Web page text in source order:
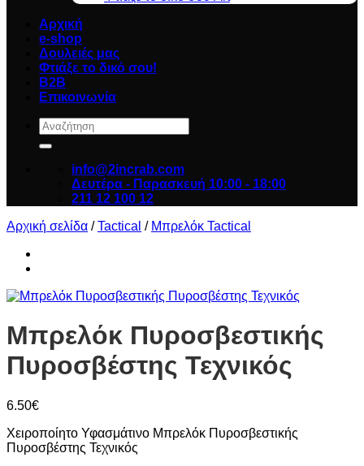
Αρχική
e-shop
Δουλειές μας
Φτιάξε το δικό σου!
B2B
Επικοινωνία
Αναζήτηση
για:
info@2incrab.com
Δευτέρα - Παρασκευή 10:00 - 18:00
211 12 100 12
Αρχική σελίδα / Tactical / Μπρελόκ Tactical
Μπρελόκ Πυροσβεστικής
Πυροσβέστης Τεχνικός
6.50€
Χειροποίητο Υφασμάτινο Μπρελόκ Πυροσβεστικής
Πυροσβέστης Τεχνικός